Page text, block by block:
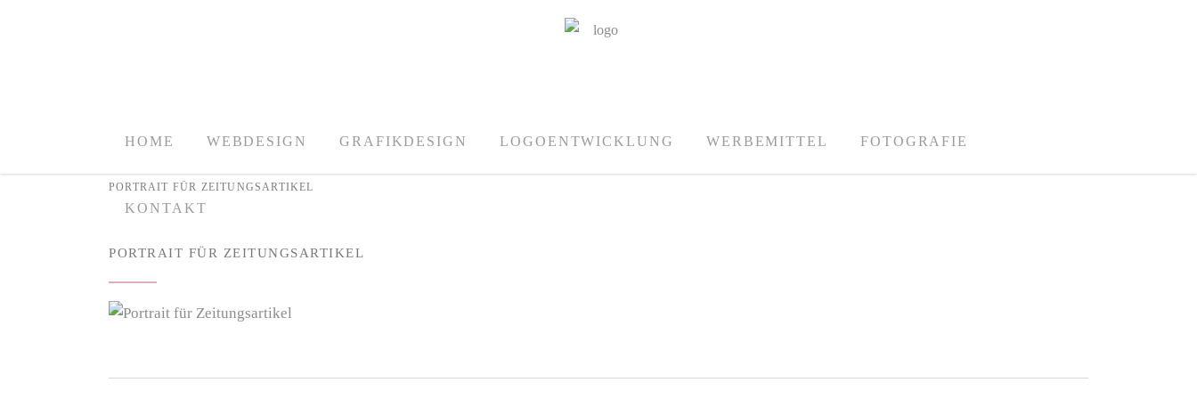
HOME WEBDESIGN GRAFIKDESIGN LOGOENTWICKLUNG WERBEMITTEL FOTOGRAFIE
KONTAKT
PORTRAIT FÜR ZEITUNGSARTIKEL
PORTRAIT FÜR ZEITUNGSARTIKEL